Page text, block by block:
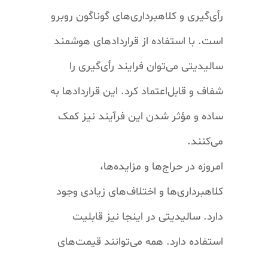
رأی‌گیری و کلاهبرداری‌های گوناگون روبرو
است. با استفاده از قرارداد‌های هوشمند
سالیدیتی می‌توان فرایند رأی‌گیری را
شفاف و قابل‌اعتماد کرد. این قرارداد‌ها به
ساده و مؤثر شدن این فرآیند نیز کمک
می‌کنند.
امروزه در حراج‌ها و مزایده‌ها،
کلاهبرداری‌ها و اختلاف‌های زیادی وجود
دارد. سالیدیتی در اینجا نیز قابلیت
استفاده دارد. همه می‌توانند قیمت‌های